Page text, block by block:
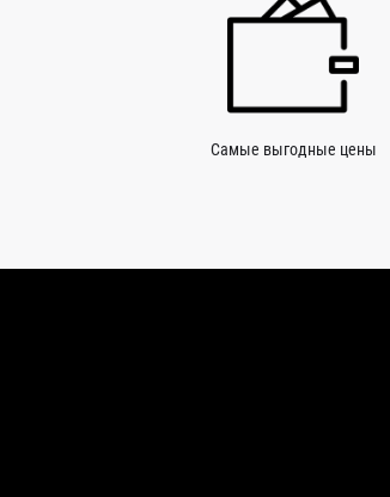
Самые выгодные цены